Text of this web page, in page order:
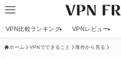
VPN比較ランキング VPNレビュー
ホーム VPNでできること 海外から見る